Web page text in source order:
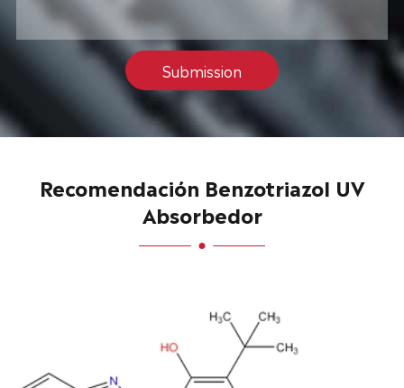
Submission
Recomendación Benzotriazol UV
Absorbedor